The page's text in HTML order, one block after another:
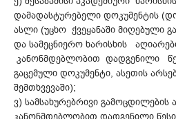
დამადასტურებელი დოკუმენტის
ასლი (უცხო ქვეყანაში მიღებული
და სამეცნიერო ხარისხის
კანონმდებლობით დადგენილი
გაცემული დოკუმენტი, ასეთის
შემთხვევაში);
ვ) სამსახურებრივი გამოცდილების